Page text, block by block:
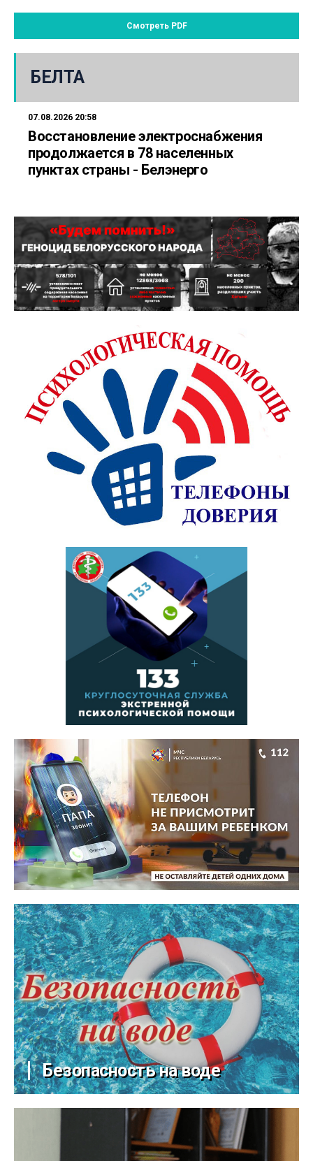
Смотреть PDF
БЕЛТА
07.08.2026 20:58
Восстановление электроснабжения
продолжается в 78 населенных
пунктах страны - Белэнерго
Безопасность на воде